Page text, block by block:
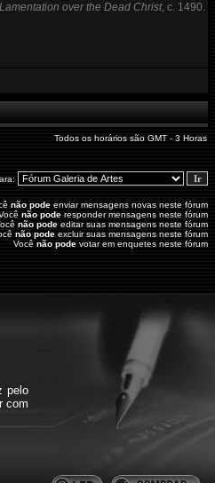
over the Dead Christ, c. 1490.
Todos os horários são GMT - 3 Horas
não pode enviar mensagens novas neste fórum
não pode responder mensagens neste fórum
não pode editar suas mensagens neste fórum
não pode excluir suas mensagens neste fórum
Vocênão pode votar em enquetes neste fórum
pelo
com